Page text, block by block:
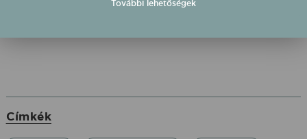
zenei ismeretek bővítésére.
Címkék
További lehetőségek